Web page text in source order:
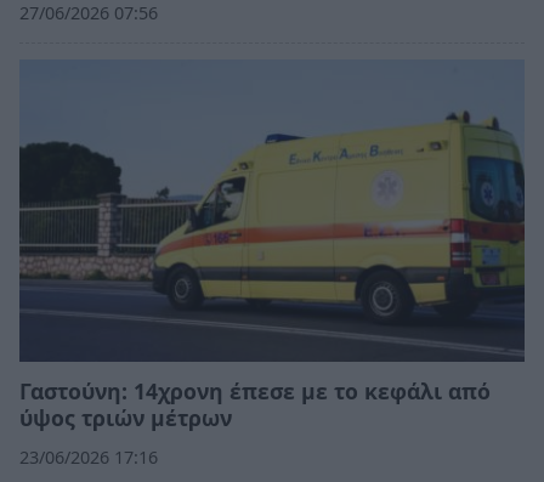
27/06/2026 07:56
Γαστούνη: 14χρονη έπεσε με το κεφάλι από
ύψος τριών μέτρων
23/06/2026 17:16